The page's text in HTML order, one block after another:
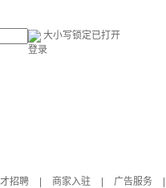
大小写锁定已打开
登录
招聘 商家入驻 广告服务